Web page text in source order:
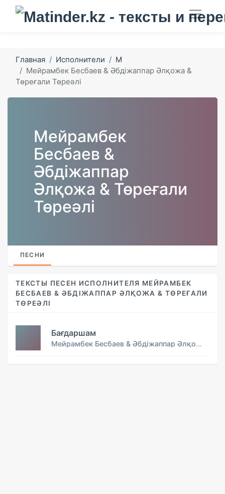
Главная Исполнители
М
Мейрамбек Бесбаев & Әбдіжаппар Әлқожа &
Төреғали Төреәлі
Мейрамбек
Бесбаев &
Әбдіжаппар
Әлқожа & Төреғали
Төреәлі
ПЕСНИ
ТЕКСТЫ ПЕСЕН ИСПОЛНИТЕЛЯ МЕЙРАМБЕК
БЕСБАЕВ & ӘБДІЖАППАР ӘЛҚОЖА & ТӨРЕҒАЛИ
ТӨРЕӘЛІ
Бағдаршам
Мейрамбек Бесбаев & Әбдіжаппар Әлқожа & Төреғали Төреәлі